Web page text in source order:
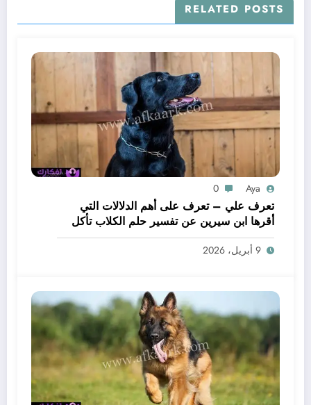
RELATED POSTS
Aya
0
تعرف علي – تعرف على أهم الدلالات التي
أقرها ابن سيرين عن تفسير حلم الكلاب تأكل
لحم – بالتفصيل
9 أبريل، 2026